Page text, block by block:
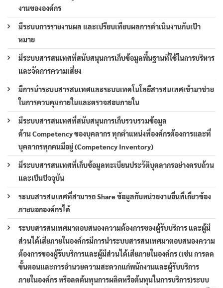
งานขององค์กร
มีระบบการรายงานผล และเปรียบเทียบผลการดำเนินงานกับเป้า
หมาย
มีระบบสารสนเทศที่สนับสนุนการเก็บข้อมูลพื้นฐานที่ใช้ในการบริหาร
และจัดการความเสี่ยง
มีการนำระบบสารสนเทศและระบบเทคโนโลยีสารสนเทศเข้ามาช่วย
ในการควบคุมภายในและตรวจสอบภายใน
มีระบบสารสนเทศที่สนับสนุนการเก็บรวบรวมข้อมูล
ด้าน Competency ของบุคลากร ทุกตำแหน่งที่องค์กรต้องการและที่
บุคลากรทุกคนมีอยู่ (Competency Inventory)
มีระบบสารสนเทศที่เก็บข้อมูลทะเบียนประวัติบุคลากรอย่างครบถ้วน
และเป็นปัจจุบัน
ระบบสารสนเทศที่สามารถ Share ข้อมูลกับหน่วยงานอื่นที่เกี่ยวข้อง
ภายนอกองค์กรได้
ระบบสารสนเทศมาตอบสนองความต้องการของผู้รับบริการ และผู้มี
ส่วนได้เสียภายในองค์กรมีการนำระบบสารสนเทศมาตอบสนองความ
ต้องการของผู้รับบริการและผู้มีส่วนได้เสียภายในองค์กร (เช่น การลด
ขั้นตอนและการอำนวยความสะดวกแก่พนักงานและผู้รับบริการ
ภายในองค์กร หรือลดต้นทุนการผลิตหรือต้นทุนในการบริการ)ระบบ